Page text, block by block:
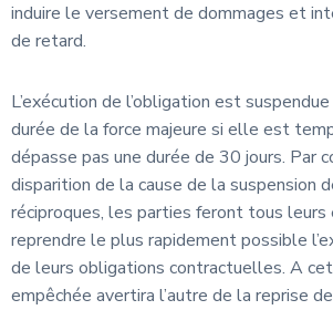
induire le versement de dommages et
de retard.
L’exécution de l’obligation est
durée de la force majeure si elle est
dépasse pas une durée de 30 jours. Par
disparition de la cause de la suspension
réciproques, les parties feront tous
reprendre le plus rapidement possible
de leurs obligations contractuelles. A
empêchée avertira l’autre de la reprise